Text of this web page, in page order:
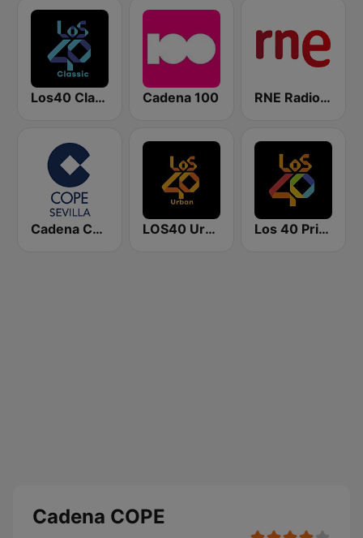
Los40 Classic Cadena 100 RNE Radio Nacional
Cadena COPE Sevilla LOS40 Urban Los 40 Principales
Cadena COPE